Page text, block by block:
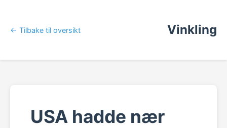
← Tilbake til oversikt Vinkling
USA hadde nær